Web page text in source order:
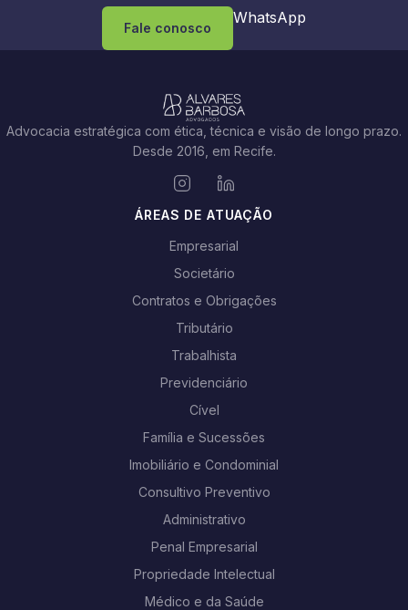
Fale conosco
WhatsApp
Advocacia estratégica com ética, técnica e visão de longo prazo.
Desde 2016, em Recife.
ÁREAS DE ATUAÇÃO
Empresarial
Societário
Contratos e Obrigações
Tributário
Trabalhista
Previdenciário
Cível
Família e Sucessões
Imobiliário e Condominial
Consultivo Preventivo
Administrativo
Penal Empresarial
Propriedade Intelectual
Médico e da Saúde